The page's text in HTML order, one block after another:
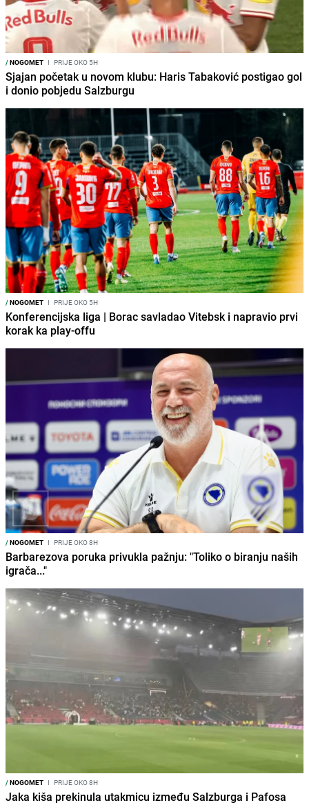
/NOGOMET I PRIJE OKO 5H
Sjajan početak u novom klubu: Haris Tabaković postigao gol
i donio pobjedu Salzburgu
/NOGOMET I PRIJE OKO 5H
Konferencijska liga | Borac savladao Vitebsk i napravio prvi
korak ka play-offu
/NOGOMET I PRIJE OKO 8H
Barbarezova poruka privukla pažnju: "Toliko o biranju naših
igrača..."
/NOGOMET I PRIJE OKO 8H
Jaka kiša prekinula utakmicu između Salzburga i Pafosa